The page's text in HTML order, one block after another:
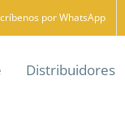
por WhatsApp
Distribuidores